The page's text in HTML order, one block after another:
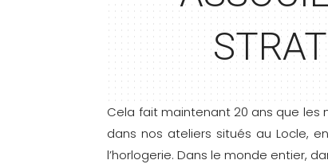
STRAT
Cela fait maintenant 20 ans que les
dans nos ateliers situés au Locle,
l’horlogerie. Dans le monde entier,